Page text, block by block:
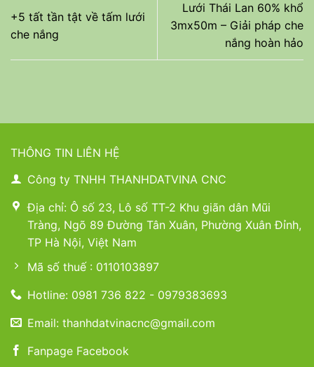
+5 tất tần tật về tấm lưới
che nắng
Lưới Thái Lan 60% khổ
3mx50m – Giải pháp che
nắng hoàn hảo
THÔNG TIN LIÊN HỆ
Công ty TNHH THANHDATVINA CNC
Địa chỉ: Ô số 23, Lô số TT-2 Khu giãn dân Mũi
Tràng, Ngõ 89 Đường Tân Xuân, Phường Xuân Đỉnh,
TP Hà Nội, Việt Nam
Mã số thuế : 0110103897
Hotline: 0981 736 822 - 0979383693
Email: thanhdatvinacnc@gmail.com
Fanpage Facebook